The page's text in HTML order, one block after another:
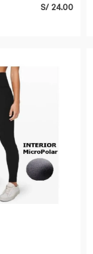
S/ 24.00